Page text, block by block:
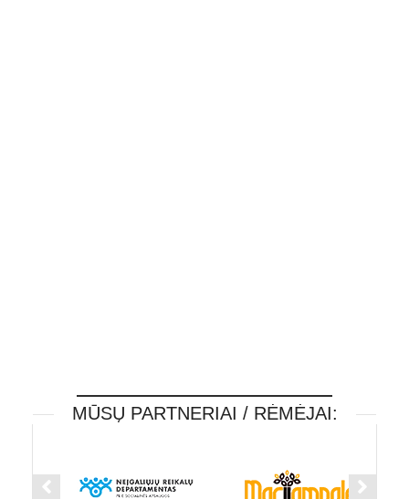
MŪSŲ PARTNERIAI / RĖMĖJAI: